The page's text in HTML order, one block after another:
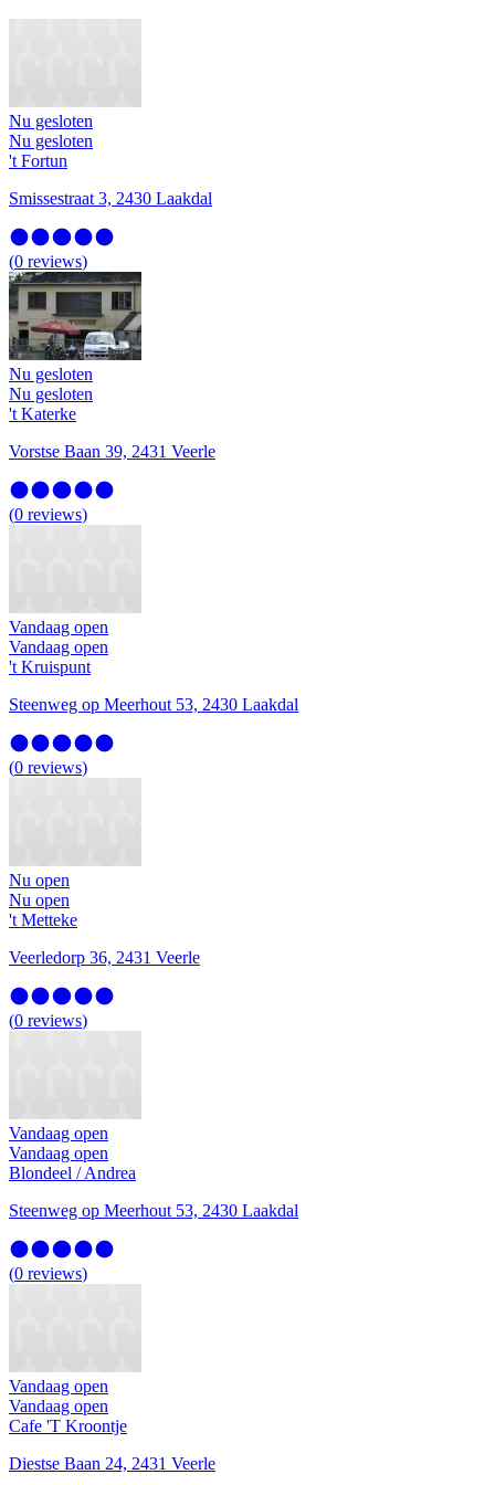
Nu gesloten
Nu gesloten
't Fortun
Smissestraat 3, 2430 Laakdal
(0 reviews)
Nu gesloten
Nu gesloten
't Katerke
Vorstse Baan 39, 2431 Veerle
(0 reviews)
Vandaag open
Vandaag open
't Kruispunt
Steenweg op Meerhout 53, 2430 Laakdal
(0 reviews)
Nu open
Nu open
't Metteke
Veerledorp 36, 2431 Veerle
(0 reviews)
Vandaag open
Vandaag open
Blondeel / Andrea
Steenweg op Meerhout 53, 2430 Laakdal
(0 reviews)
Vandaag open
Vandaag open
Cafe 'T Kroontje
Diestse Baan 24, 2431 Veerle